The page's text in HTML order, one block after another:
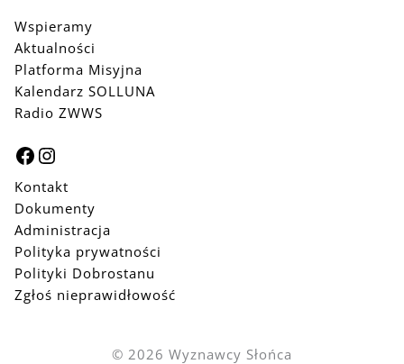
Wspieramy
Aktualności
Platforma Misyjna
Kalendarz SOLLUNA
Radio ZWWS
Facebook
Instagram
Kontakt
Dokumenty
Administracja
Polityka prywatności
Polityki Dobrostanu
Zgłoś nieprawidłowość
© 2026 Wyznawcy Słońca